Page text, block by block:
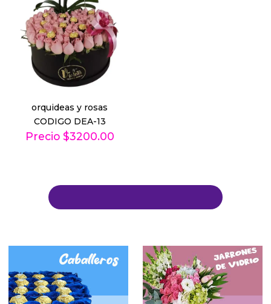
orquideas y rosas
CODIGO DEA-13
Precio $3200.00